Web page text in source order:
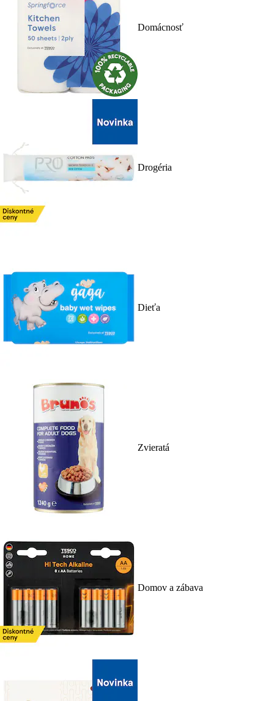
Domácnosť
Drogéria
Dieťa
Zvieratá
Domov a zábava